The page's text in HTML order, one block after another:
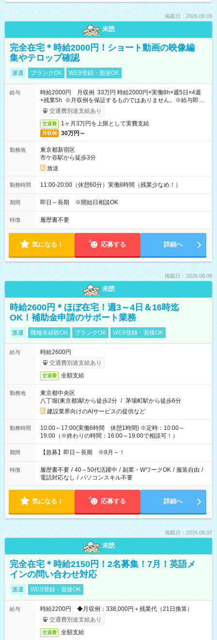
掲載日：2026.08.09
未読
完全在宅＊時給2000円！ショート動画の映像編
集やテロップ確認
派遣 ブランクOK WEB登録・面接OK
給与
時給2000円 月収例 33万円 時給2000円×実働8h×週5日×4週
+残業5h ※月収例を保証するものではありません。※給与即受
取りサービス利用可（利用条件有）
交通費別途支給あり
交通費 1ヶ月3万円を上限として実費支給
月収例 30万円～
勤務地
東京都新宿区
市ケ谷駅から徒歩3分
放送
勤務時間 11:00-20:00（休憩60分）実働8時間（残業少なめ！）
期間 即日～長期 ※開始日相談OK
特徴 履歴書不要
気になる！ 応募する 詳細へ
掲載日：2026.08.08
未読
時給2600円＊ほぼ在宅！週3～4日＆16時迄
OK！補助金申請のサポート業務
派遣 職種未経験OK ブランクOK WEB登録・面接OK
給与
時給2600円
交通費別途支給あり
交通費 全額支給
勤務地
東京都中央区
八丁堀(東京都)駅から徒歩2分 / 茅場町駅から徒歩6分
建設業界向けのAIサービスの提供など
勤務時間
10:00～17:00(実働6時間 休憩1時間) ※定時：10:00～
19:00（※終わりの時間：16:00～19:00で相談可！）
期間 【急募】即日～長期 ※8月～！
特徴 履歴書不要 / 40～50代活躍中 / 副業・WワークOK / 服装自由 /
電話対応なし / パソコンスキル不要
気になる！ 応募する 詳細へ
掲載日：2026.08.07
未読
完全在宅＊時給2150円！2名募集！7月！英語メ
インの問い合わせ対応
派遣 WEB登録・面接OK
給与
時給2200円 ◆月収例：338,000円＋残業代（21日換算）
交通費別途支給あり
交通費 全額支給